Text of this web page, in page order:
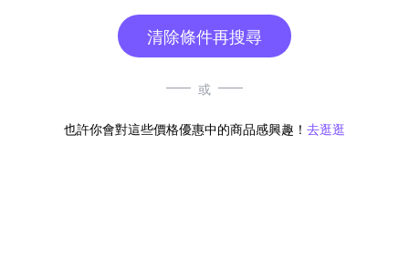
清除條件再搜尋
或
也許你會對這些價格優惠中的商品感興趣！ 去逛逛